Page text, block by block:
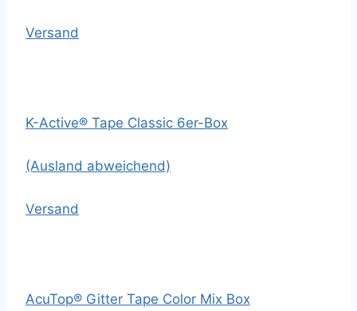
Versand
K-Active® Tape Classic 6er-Box
(Ausland abweichend)
Versand
AcuTop® Gitter Tape Color Mix Box